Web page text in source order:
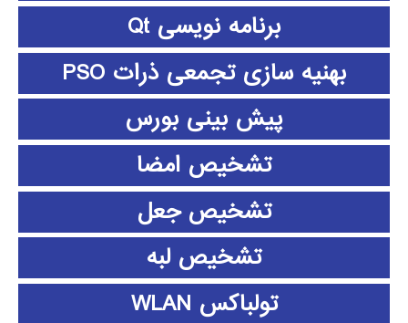
برنامه نویسی Qt
بهنیه سازی تجمعی ذرات PSO
پیش بینی بورس
تشخیص امضا
تشخیص جعل
تشخیص لبه
تولباکس WLAN